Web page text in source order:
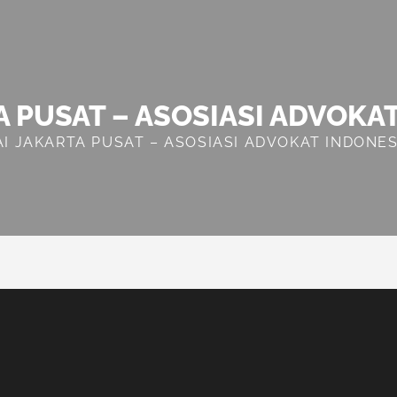
PUSAT – ASOSIASI
JAKARTA PUSAT – ASOSIASI ADVOKAT